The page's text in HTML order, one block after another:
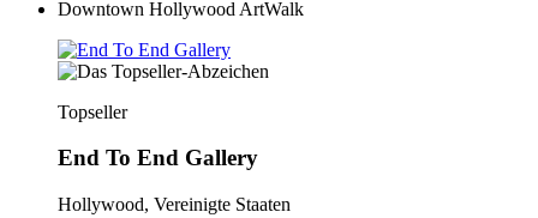
Downtown Hollywood ArtWalk
Topseller
End To End Gallery
Hollywood, Vereinigte Staaten